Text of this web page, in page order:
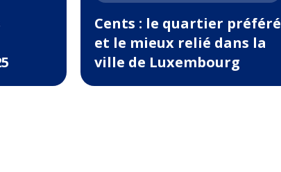
Cents : le quartier préféré
et le mieux relié dans la
ville de Luxembourg